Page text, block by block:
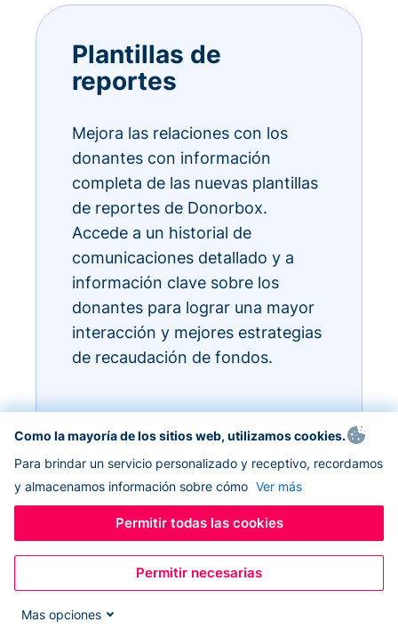
Plantillas de
reportes
Mejora las relaciones con los
donantes con información
completa de las nuevas plantillas
de reportes de Donorbox.
Accede a un historial de
comunicaciones detallado y a
información clave sobre los
donantes para lograr una mayor
interacción y mejores estrategias
de recaudación de fondos.
Como la mayoría de los sitios web, utilizamos cookies.
Para brindar un servicio personalizado y receptivo, recordamos
y almacenamos información sobre cómo Ver más
Permitir todas las cookies
Permitir necesarias
Mas opciones